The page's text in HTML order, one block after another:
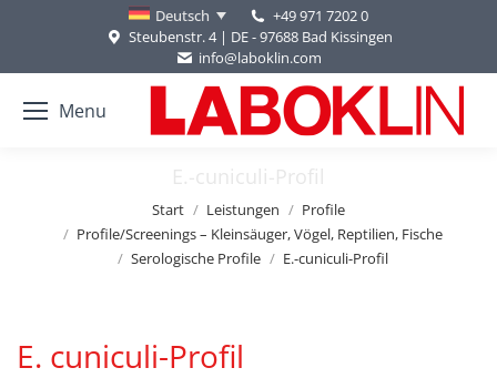
Deutsch
+49 971 7202 0
Steubenstr. 4 | DE - 97688 Bad Kissingen
info@laboklin.com
Menu
E.-cuniculi-Profil
Sie befinden sich hier:
Start Leistungen
Profile
Profile/Screenings – Kleinsäuger, Vögel, Reptilien, Fische
Serologische Profile
E.-cuniculi-Profil
E. cuniculi-Profil